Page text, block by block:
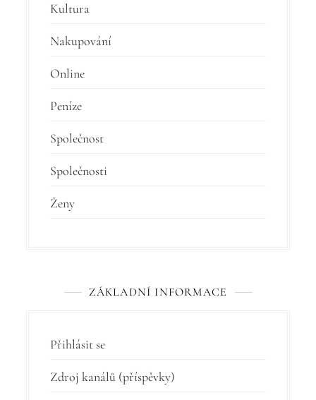
Kultura
Nakupování
Online
Peníze
Společnost
Společnosti
Ženy
ZÁKLADNÍ INFORMACE
Přihlásit se
Zdroj kanálů (příspěvky)